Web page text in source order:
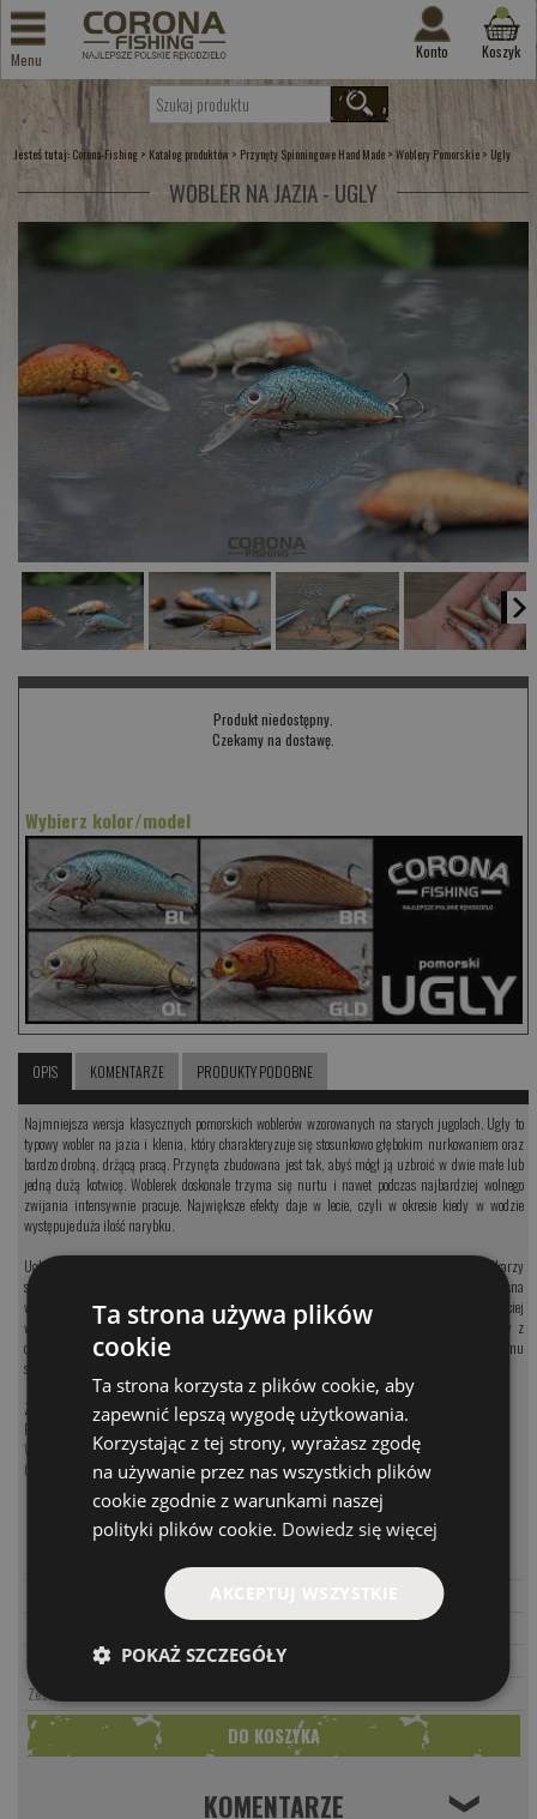
Menu Konto Koszyk
Jesteś tutaj: Corona-Fishing > Katalog produktów > Przynęty Spinningowe Hand Made >Woblery Pomorskie >Ugly
WOBLER NA JAZIA - UGLY
Produkt niedostępny.
Czekamy na dostawę.
Wybierz kolor/model
OPIS KOMENTARZE PRODUKTY PODOBNE
Najmniejsza wersja klasycznych pomorskich woblerów wzorowanych na starych jugolach. Ugly to
typowy wobler na jazia i klenia, który charakteryzuje się stosunkowo głębokim nurkowaniem oraz
bardzo drobną, drżącą pracą. Przynęta zbudowana jest tak, abyś mógł ją uzbroić w dwie małe lub
jedną dużą kotwicę. Woblerek doskonale trzyma się nurtu i nawet podczas najbardziej wolnego
zwijania intensywnie pracuje. Największe efekty daje w lecie, czyli w okresie kiedy w wodzie
występuje duża ilość narybku.
Ugly to skuteczne
na jazia, które od lat wykorzystywane są przez wielu wędkarzy
specjalizujących się w łowieniu kleni i jazie. Szczególnie skuteczne okazują się zima i wczesna
wiosną. Wówczas warto zastosować tak aby pracował maksymalnie wolno. Najczęściej
wykorzystywany jest do łowienia w niezbyt głębokich rynienkach gdzie prowadzić go należy z
długimi pauzami. Świetnie sprawdza się na przelewach i napływach raf. Dzięki dość dużemu
sterowi, skutecznie odbija się od zaczepów. Zbrojenie w kotwcie #14.
Zobacz nasze produkty:
Przynęty na klenia i jazia
Woblery na klenia i jazia
Obrotówki na klenia i jazia
CENA
42.00 PLN PARAMETRY
42.00 PLN PARAMETRY
42.00 PLN
Zestaw 4szt
KOMENTARZE ❮
Ta strona używa plików
cookie
Ta strona korzysta z plików cookie, aby
zapewnić lepszą wygodę użytkowania.
Korzystając z tej strony, wyrażasz zgodę
na używanie przez nas wszystkich plików
cookie zgodnie z warunkami naszej
polityki plików cookie. Dowiedz się więcej
AKCEPTUJ WSZYSTKIE
POKAŻ SZCZEGÓŁY